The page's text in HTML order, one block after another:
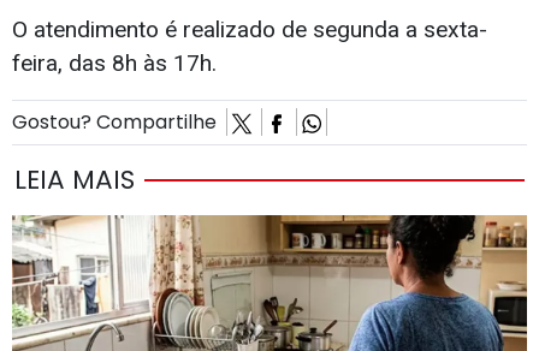
O atendimento é realizado de segunda a sexta-
feira, das 8h às 17h.
Gostou? Compartilhe
LEIA MAIS